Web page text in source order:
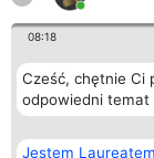
08:18
Cześć, chętnie Ci
odpowiedni temat
Jestem
Organizator
Bright Side Solutions sp.